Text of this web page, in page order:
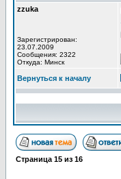
zzuka
Зарегистрирован:
23.07.2009
Сообщения: 2322
Откуда: Минск
Вернуться к началу
Страница 15 из 16